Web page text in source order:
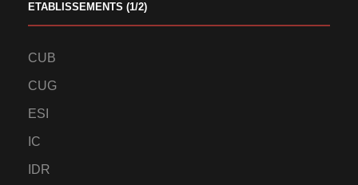
ETABLISSEMENTS (1/2)
CUB
CUG
ESI
IC
IDR